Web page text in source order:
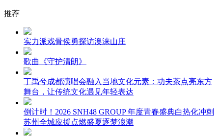
推荐
实力派戏骨侯勇探访澳涞山庄
歌曲《守护清朗》
丁禹兮成都演唱会融入当地文化元素：功夫茶点亮东方
舞台，让传统文化遇见年轻表达
倒计时！2026 SNH48 GROUP 年度青春盛典白热化冲刺
苏州全城应援点燃盛夏逐梦浪潮